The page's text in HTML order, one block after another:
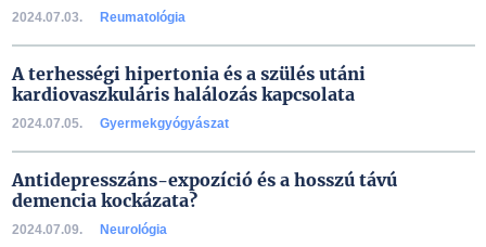
2024.07.03. Reumatológia
A terhességi hipertonia és a szülés utáni
kardiovaszkuláris halálozás kapcsolata
2024.07.05. Gyermekgyógyászat
Antidepresszáns-expozíció és a hosszú távú
demencia kockázata?
2024.07.09. Neurológia